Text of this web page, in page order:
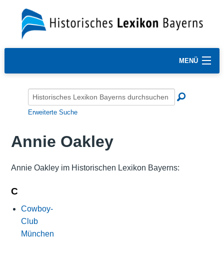
MENÜ
Erweiterte Suche
Annie Oakley
Annie Oakley im Historischen Lexikon Bayerns:
C
Cowboy-
Club
München